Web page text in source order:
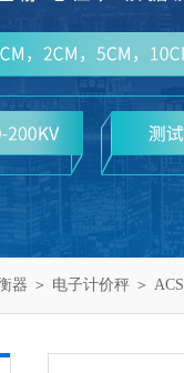
器 ＞ 电子计价秤 ＞